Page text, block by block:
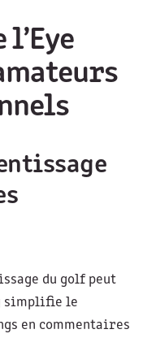
du golf peut
simplifie le
en commentaires